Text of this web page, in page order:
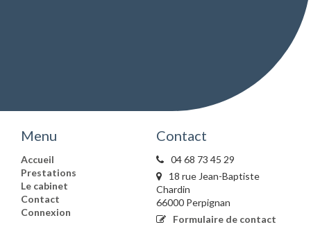
Menu
Accueil
Prestations
Le cabinet
Contact
Connexion
Contact
04 68 73 45 29
18 rue Jean-Baptiste
Chardin
66000 Perpignan
Formulaire de contact